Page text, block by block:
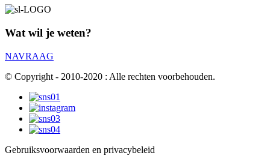
Wat wil je weten?
NAVRAAG
© Copyright - 2010-2020 : Alle rechten voorbehouden.
Gebruiksvoorwaarden en privacybeleid